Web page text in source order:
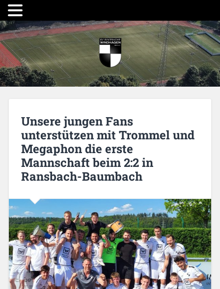
Unsere jungen Fans
unterstützen mit Trommel und
Megaphon die erste
Mannschaft beim 2:2 in
Ransbach-Baumbach